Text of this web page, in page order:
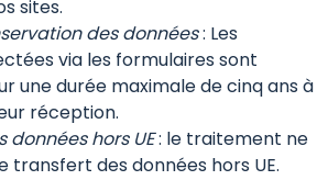
sites.
des données: Les
via les formulaires sont
une durée maximale de cinq ans à
réception.
données hors UE: le traitement ne
transfert des données hors UE.